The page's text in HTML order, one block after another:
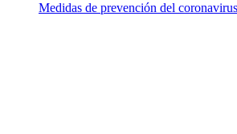
Medidas de prevención del